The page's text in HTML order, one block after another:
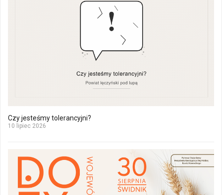
Czy jesteśmy tolerancyjni?
10 lipiec 2026